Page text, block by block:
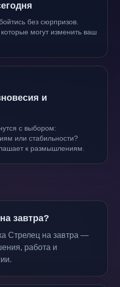
без сюрпризов.
могут изменить ваш
и
с выбором:
или стабильности?
к размышлениям.
завтра?
Стрелец на завтра —
работа и